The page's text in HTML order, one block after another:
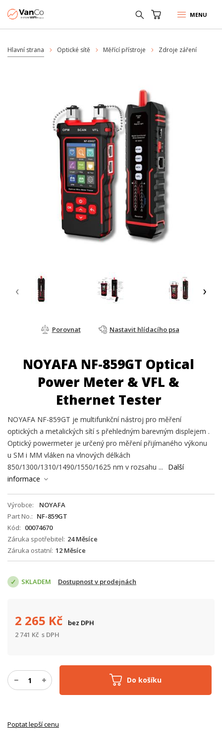
MENU
Hlavní strana Optické sítě Měřící přístroje Zdroje záření
‹ ›
Porovnat Nastavit hlídacího psa
NOYAFA NF-859GT Optical
Power Meter & VFL &
Ethernet Tester
NOYAFA NF-859GT je multifunkční nástroj pro měření
optických a metalických sítí s přehledným barevným displejem .
Optický powermeter je určený pro měření přijímaného výkonu
u SM i MM vláken na vlnových délkách
850/1300/1310/1490/1550/1625 nm v rozsahu ...
Další
informace
Výrobce
NOYAFA
Part No.
NF-859GT
Kód
00074670
Záruka spotřebitel 24 Měsíce
Záruka ostatní 12 Měsíce
SKLADEM Dostupnost v prodejnách
Do košíku
2 265 Kč
bez DPH
2 741 Kč s DPH
Poptat lepší cenu